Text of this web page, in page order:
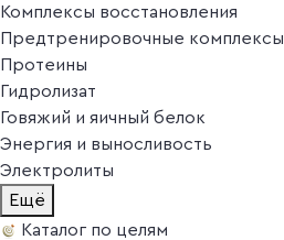
Комплексы восстановления
Предтренировочные комплексы
Протеины
Гидролизат
Говяжий и яичный белок
Энергия и выносливость
Электролиты
Ещё
Каталог по целям